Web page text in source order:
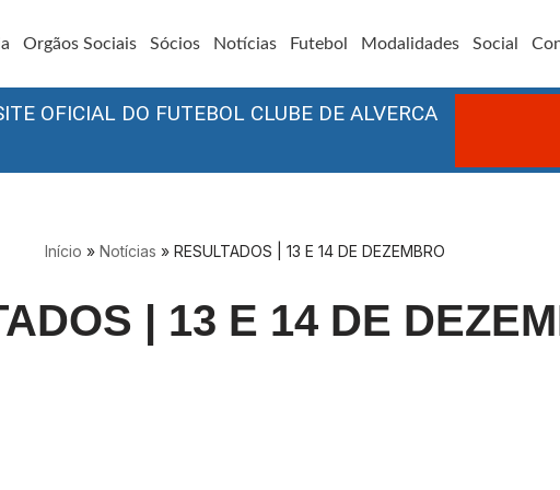
Orgãos Sociais Sócios Notícias Futebol Modalidades Social
OFICIAL DO FUTEBOL CLUBE DE ALVERCA
Início » Notícias » RESULTADOS | 13 E 14 DE DEZEMBRO
| 13 E 14 DE